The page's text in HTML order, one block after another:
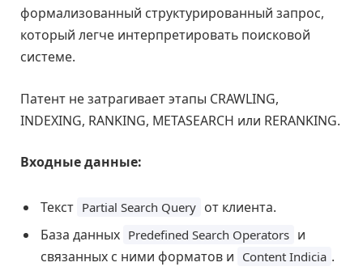
формализованный структурированный запрос,
который легче интерпретировать поисковой
системе.
Патент не затрагивает этапы CRAWLING,
INDEXING, RANKING, METASEARCH или RERANKING.
Входные данные:
Текст Partial Search Query от клиента.
База данных Predefined Search Operators и
связанных с ними форматов и Content Indicia .